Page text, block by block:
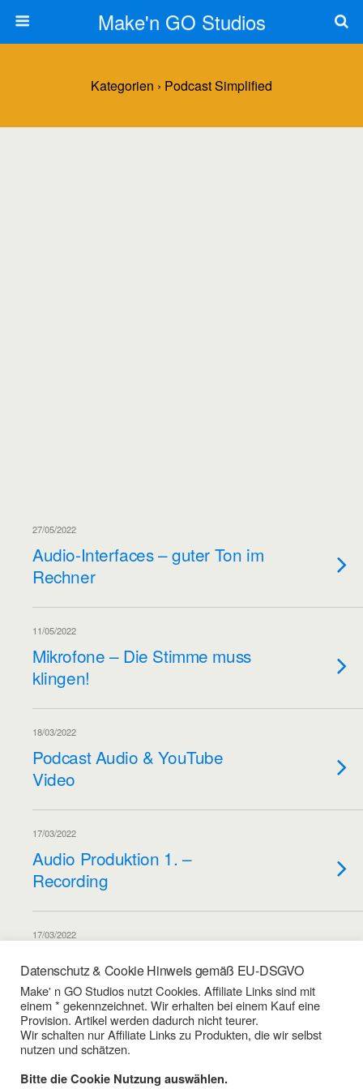
Make'n GO Studios
Kategorien › Podcast Simplified
27/05/2022
Audio-Interfaces – guter Ton im
Rechner
11/05/2022
Mikrofone – Die Stimme muss
klingen!
18/03/2022
Podcast Audio & YouTube
Video
17/03/2022
Audio Produktion 1. –
Recording
17/03/2022
Audio Produktion 2. – Software
& DAWs
Weitere Artikel Aus Dieser Kategorie Laden…
Datenschutz & Cookie Hinweis gemäß EU-DSGVO
Make' n GO Studios nutzt Cookies. Affiliate Links sind mit
einem * gekennzeichnet. Wir erhalten bei einem Kauf eine
Provision. Artikel werden dadurch nicht teurer.
Wir schalten nur Affiliate Links zu Produkten, die wir selbst
nutzen und schätzen.
Bitte die Cookie Nutzung auswählen.